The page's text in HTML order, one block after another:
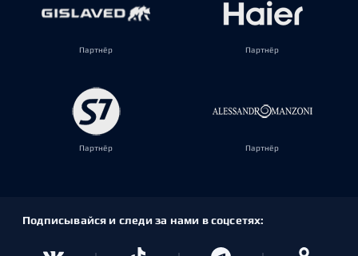
Партнёр Партнёр
Партнёр Партнёр
Подписывайся и следи за нами в соцсетях: